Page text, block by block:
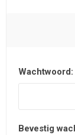
Wachtwoord:
Bevestig